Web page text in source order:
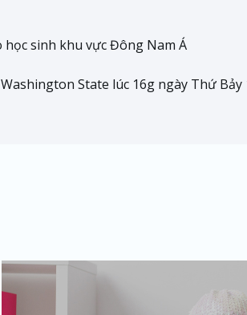
sinh khu vực Đông Nam Á
State lúc 16g ngày Thứ Bảy